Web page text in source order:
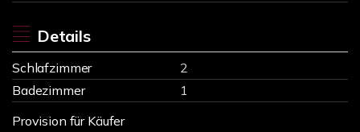
Details
Schlafzimmer
2
Badezimmer
1
Provision für Käufer